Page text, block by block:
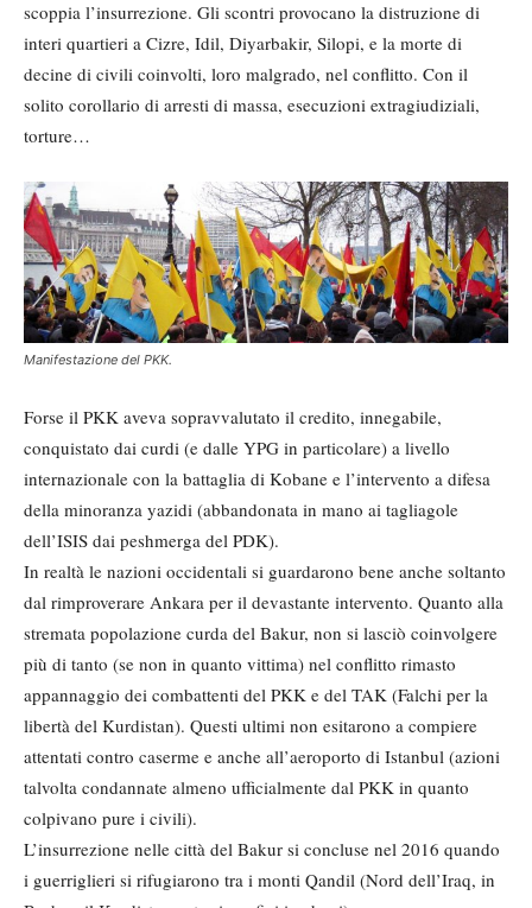
scoppia l’insurrezione. Gli scontri provocano la distruzione di
interi quartieri a Cizre, Idil, Diyarbakir, Silopi, e la morte di
decine di civili coinvolti, loro malgrado, nel conflitto. Con il
solito corollario di arresti di massa, esecuzioni extragiudiziali,
torture…
Manifestazione del PKK.
Forse il PKK aveva sopravvalutato il credito, innegabile,
conquistato dai curdi (e dalle YPG in particolare) a livello
internazionale con la battaglia di Kobane e l’intervento a difesa
della minoranza yazidi (abbandonata in mano ai tagliagole
dell’ISIS dai peshmerga del PDK).
In realtà le nazioni occidentali si guardarono bene anche soltanto
dal rimproverare Ankara per il devastante intervento. Quanto alla
stremata popolazione curda del Bakur, non si lasciò coinvolgere
più di tanto (se non in quanto vittima) nel conflitto rimasto
appannaggio dei combattenti del PKK e del TAK (Falchi per la
libertà del Kurdistan). Questi ultimi non esitarono a compiere
attentati contro caserme e anche all’aeroporto di Istanbul (azioni
talvolta condannate almeno ufficialmente dal PKK in quanto
colpivano pure i civili).
L’insurrezione nelle città del Bakur si concluse nel 2016 quando
i guerriglieri si rifugiarono tra i monti Qandil (Nord dell’Iraq, in